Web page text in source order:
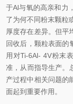
于Al与氧的高亲和力
了为何不同粉末颗粒
厚度存在差异。但平
回收后，颗粒表面的
用对Ti-6Al- 4V粉末
准，从而指导生产。
产过程中相关问题的
面起到重要作用。